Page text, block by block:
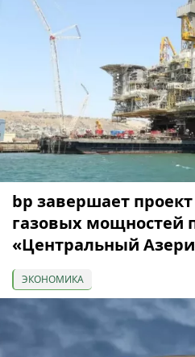
bp завершает
газовых мощностей
«Центральный
ЭКОНОМИКА